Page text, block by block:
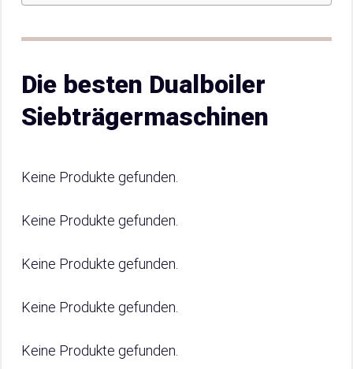
Die besten Dualboiler
Siebträgermaschinen
Keine Produkte gefunden.
Keine Produkte gefunden.
Keine Produkte gefunden.
Keine Produkte gefunden.
Keine Produkte gefunden.